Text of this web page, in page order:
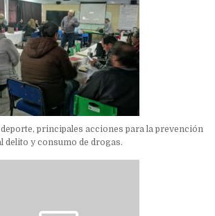
principales acciones para la prevención
delito y consumo de drogas.